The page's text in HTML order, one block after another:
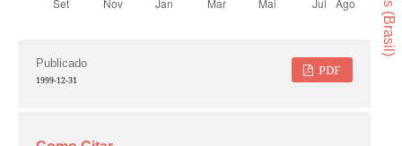
PDF
Publicado
1999-12-31